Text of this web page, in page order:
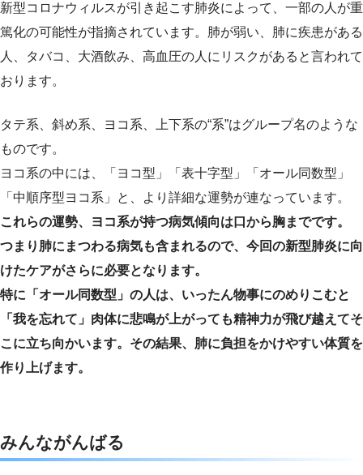
新型コロナウィルスが引き起こす肺炎によって、一部の人が重
篤化の可能性が指摘されています。肺が弱い、肺に疾患がある
人、タバコ、大酒飲み、高血圧の人にリスクがあると言われて
おります。
タテ系、斜め系、ヨコ系、上下系の“系”はグループ名のような
ものです。
ヨコ系の中には、「ヨコ型」「表十字型」「オール同数型」
「中順序型ヨコ系」と、より詳細な運勢が連なっています。
これらの運勢、ヨコ系が持つ病気傾向は口から胸までです。
つまり肺にまつわる病気も含まれるので、今回の新型肺炎に向
けたケアがさらに必要となります。
特に「オール同数型」の人は、いったん物事にのめりこむと
「我を忘れて」肉体に悲鳴が上がっても精神力が飛び越えてそ
こに立ち向かいます。その結果、肺に負担をかけやすい体質を
作り上げます。
みんながんばる